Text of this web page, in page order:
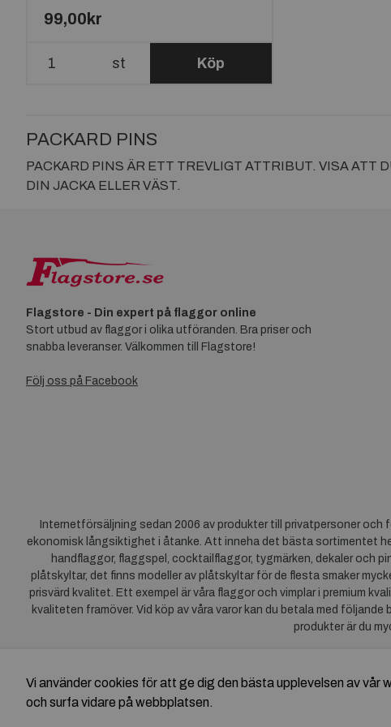
99,00kr
st Köp
PACKARD PINS
PACKARD PINS ÄR ETT TREVLIGT ATTRIBUT. VISA ATT
DIN JACKA ELLER VÄST.
Flagstore - Din expert på flaggor online
Stort utbud av flaggor i olika utföranden. Bra priser och
snabba leveranser. Välkommen till Flagstore!
Följ oss på Facebook
Internetförsäljning sedan 2006 av produkter till privatpersoner
ekonomisk långsiktighet i åtanke. Att inneha det bästa sortimentet
handflaggor, flaggspel, cocktailflaggor, tygmärken, dekaler och
plåtskyltar, det finns modeller av plåtskyltar för de flesta smaker
prisvärd kvalitet. Ett exempel är våra flaggor och vimplar i premium
kvaliteten framöver. Vid köp av våra varor kan du betala med
produkter är du
Vi använder cookies för att ge dig den bästa upplevelsen av
och surfa vidare på webbplatsen.